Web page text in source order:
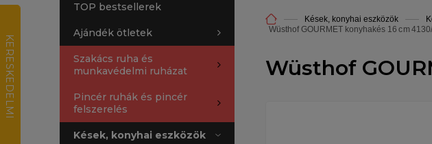
TOP bestsellerek
Ajándék ötletek
Szakács ruha és
munkavédelmi ruházat
Pincér ruhák és pincér
felszerelés
Kések, konyhai eszközök
Kések, konyhai eszközök
Wüsthof GOURMET konyhakés 16 cm
Wüsthof
K
E
R
E
S
K
E
D
E
L
M
I
R
T
É
K
E
L
É